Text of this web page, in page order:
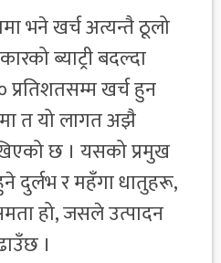
भने खर्च अत्यन्तै ठूलो
ब्याट्री बदल्दा
खर्च हुन
त यो लागत अझै
छ । यसको प्रमुख
दुर्लभ र महँगा धातुहरू,
हो, जसले उत्पादन
।